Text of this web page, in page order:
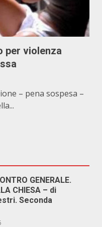
per violenza
– pena sospesa –
GENERALE.
CHIESA – di
Seconda